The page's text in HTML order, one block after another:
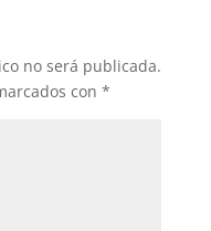
no será publicada.
con *